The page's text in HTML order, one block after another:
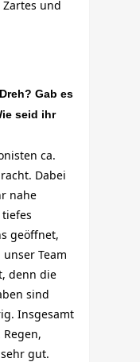
und
Gab es
seid ihr
ca.
Dabei
nahe
geöffnet,
Team
denn die
sind
Insgesamt
gut.